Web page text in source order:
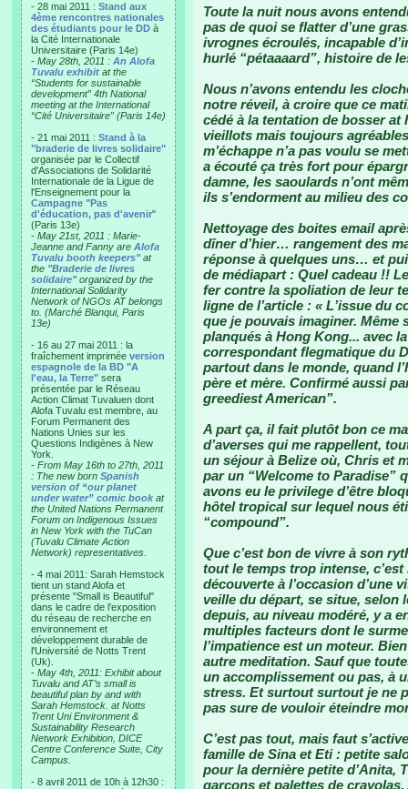
- 28 mai 2011 : Stand aux
4ème rencontres nationales
des étudiants pour le DD à
la Cité Internationale
Universitaire (Paris 14e)
- May 28th, 2011 : An Alofa
Tuvalu exhibit at the
“Students for sustainable
development” 4th National
meeting at the International
“Cité Universitaire” (Paris 14e)
- 21 mai 2011 : Stand à la
"braderie de livres solidaire"
organisée par le Collectif
d'Associations de Solidarité
Internationale de la Ligue de
l'Enseignement pour la
Campagne "Pas
d'éducation, pas d'avenir"
(Paris 13e)
- May 21st, 2011 : Marie-
Jeanne and Fanny are Alofa
Tuvalu booth keepers"at
the "Braderie de livres
solidaire"organized by the
International Solidarity
Network of NGOs AT belongs
to. (Marché Blanqui, Paris
13e)
- 16 au 27 mai 2011 : la
fraîchement imprimée version
espagnole de la BD "A
l'eau, la Terre" sera
présentée par le Réseau
Action Climat Tuvaluen dont
Alofa Tuvalu est membre, au
Forum Permanent des
Nations Unies sur les
Questions Indigènes à New
York.
- From May 16th to 27th, 2011
: The new born Spanish
version of “our planet
under water” comic book at
the United Nations Permanent
Forum on Indigenous Issues
in New York with the TuCan
(Tuvalu Climate Action
Network) representatives.
- 4 mai 2011: Sarah Hemstock
tient un stand Alofa et
présente "Small is Beautiful"
dans le cadre de l'exposition
du réseau de recherche en
environnement et
développement durable de
l'Université de Notts Trent
(Uk).
- May 4th, 2011: Exhibit about
Tuvalu and AT’s small is
beautiful plan by and with
Sarah Hemstock. at Notts
Trent Uni Environment &
Sustainability Research
Network Exhibition, DICE
Centre Conference Suite, City
Campus.
- 8 avril 2011 de 10h à 12h30 :
Toute la nuit nous avons
pas de quoi se flatter d’une
ivrognes écroulés, incapable
hurlé “pétaaaard”, histoire de
Nous n’avons entendu les
notre réveil, à croire que ce
cédé à la tentation de bosser
vieillots mais toujours
m’échappe n’a pas voulu se
a écouté ça très fort pour
damne, les saoulards n’ont
ils s’endorment au milieu des
Nettoyage des boites email
dîner d’hier… rangement des
réponse à quelques uns… et
de médiapart : Quel cadeau !!
fer contre la spoliation de leur
ligne de l’article : « Lʼissue du
que je pouvais imaginer. Même
planqués à Hong Kong... avec
correspondant flegmatique du
partout dans le monde, quand
père et mère. Confirmé aussi
greediest American”.
A part ça, il fait plutôt bon ce
d’averses qui me rappellent,
un séjour à Belize où, Chris et
par un “Welcome to Paradise”
avons eu le privilege d’être
hôtel tropical sur lequel nous
“compound”.
Que c’est bon de vivre à son
tout le temps trop intense,
découverte à l’occasion d’une
veille du départ, se situe, selon
depuis, au niveau modéré, y a
multiples facteurs dont le
l’impatience est un moteur.
autre meditation. Sauf que
un accomplissement ou pas, à
stress. Et surtout surtout je ne
pas sure de vouloir éteindre
C’est pas tout, mais faut
famille de Sina et Eti : petite
pour la dernière petite d’Anita,
garçons et palettes de